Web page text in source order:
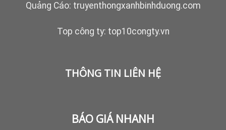
Quảng Cáo: truyenthongxanhbinhduong.com
Top công ty: top10congty.vn
THÔNG TIN LIÊN HỆ
BÁO GIÁ NHANH